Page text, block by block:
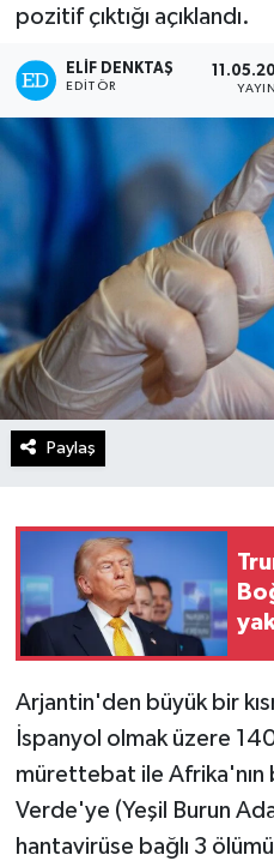
pozitif çıktığı açıklandı.
ELIF DENKTAŞ
EDITÖR
Paylaş
Arjantin'den büyük bir
İspanyol olmak üzere
mürettebat ile Afrika'nın
Verde'ye (Yeşil Burun
hantavirüse bağlı 3
Turizm
Kültür - Sanat
Lider Haber TV Canlı